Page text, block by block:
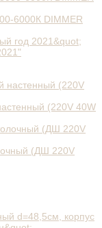
6000К DIMMER
(220V 40W
(ДШ 220V